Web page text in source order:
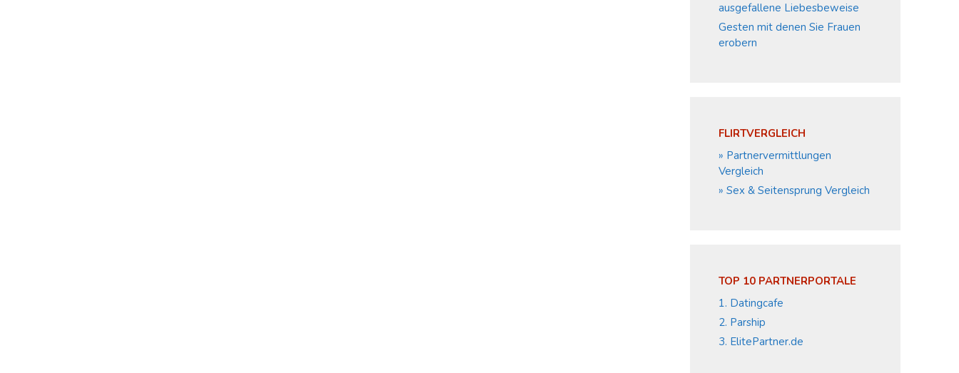
ausgefallene Liebesbeweise
Gesten mit denen Sie Frauen
erobern
FLIRTVERGLEICH
» Partnervermittlungen
Vergleich
» Sex & Seitensprung Vergleich
TOP 10 PARTNERPORTALE
1. Datingcafe
2. Parship
3. ElitePartner.de